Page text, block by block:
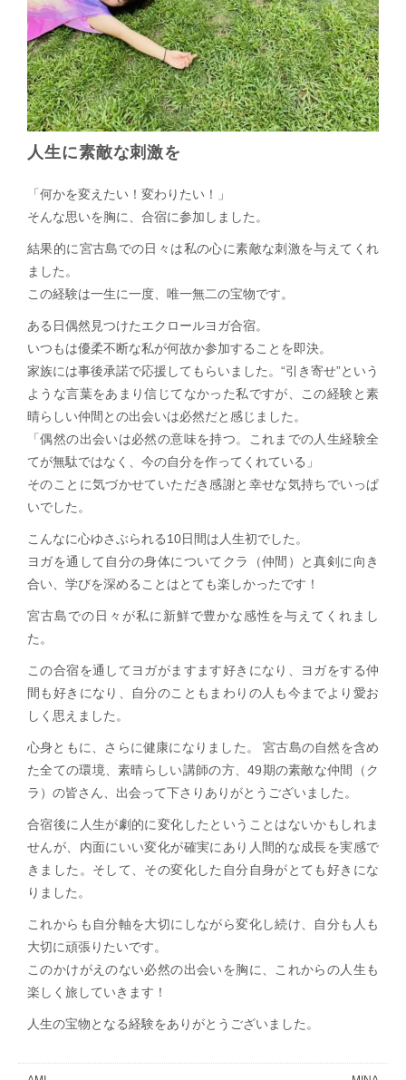
人生に素敵な刺激を
「何かを変えたい！変わりたい！」
そんな思いを胸に、合宿に参加しました。
結果的に宮古島での日々は私の心に素敵な刺激を与えてくれ
ました。
この経験は一生に一度、唯一無二の宝物です。
ある日偶然見つけたエクロールヨガ合宿。
いつもは優柔不断な私が何故か参加することを即決。
家族には事後承諾で応援してもらいました。“引き寄せ”という
ような言葉をあまり信じてなかった私ですが、この経験と素
晴らしい仲間との出会いは必然だと感じました。
「偶然の出会いは必然の意味を持つ。これまでの人生経験全
てが無駄ではなく、今の自分を作ってくれている」
そのことに気づかせていただき感謝と幸せな気持ちでいっぱ
いでした。
こんなに心ゆさぶられる10日間は人生初でした。
ヨガを通して自分の身体についてクラ（仲間）と真剣に向き
合い、学びを深めることはとても楽しかったです！
宮古島での日々が私に新鮮で豊かな感性を与えてくれまし
た。
この合宿を通してヨガがますます好きになり、ヨガをする仲
間も好きになり、自分のこともまわりの人も今までより愛お
しく思えました。
心身ともに、さらに健康になりました。 宮古島の自然を含め
た全ての環境、素晴らしい講師の方、49期の素敵な仲間（ク
ラ）の皆さん、出会って下さりありがとうございました。
合宿後に人生が劇的に変化したということはないかもしれま
せんが、内面にいい変化が確実にあり人間的な成長を実感で
きました。そして、その変化した自分自身がとても好きにな
りました。
これからも自分軸を大切にしながら変化し続け、自分も人も
大切に頑張りたいです。
このかけがえのない必然の出会いを胸に、これからの人生も
楽しく旅していきます！
人生の宝物となる経験をありがとうございました。